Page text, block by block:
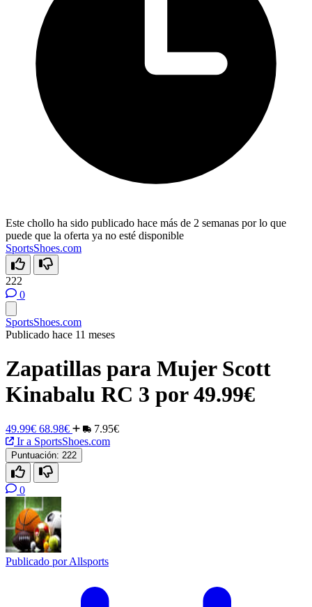
Este chollo ha sido publicado hace más de 2 semanas por lo que
puede que la oferta ya no esté disponible
SportsShoes.com
222
0
SportsShoes.com
Publicado hace 11 meses
Zapatillas para Mujer Scott
Kinabalu RC 3 por 49.99€
49.99€ 68.98€
7.95€
Ir a SportsShoes.com
Puntuación: 222
0
Publicado porAllsports